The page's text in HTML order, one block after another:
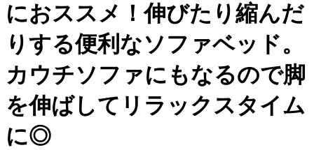
におススメ！伸びたり縮んだ
りする便利なソファベッド。
カウチソファにもなるので脚
を伸ばしてリラックスタイム
に◎